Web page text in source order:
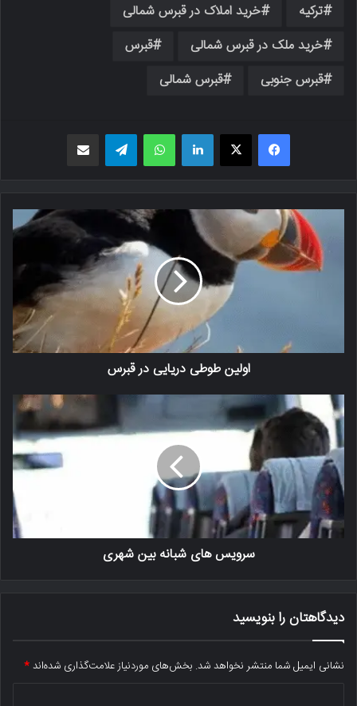
ترکیه
خرید املاک در قبرس شمالی
خرید ملک در قبرس شمالی
قبرس
قبرس جنوبی
قبرس شمالی
فیسبوک X لینکدین واتس اپ
اولین طوطی دریایی در قبرس
سرویس های شبانه بین شهری
دیدگاهتان را بنویسید
نشانی ایمیل شما منتشر نخواهد شد. بخش‌های موردنیاز علامت‌گذاری شده‌اند*